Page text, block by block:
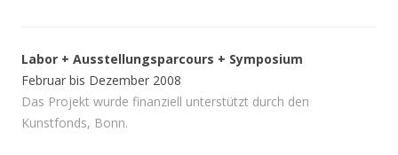
Labor + Ausstellungsparcours + Symposium
Februar bis Dezember 2008
Das Projekt wurde finanziell unterstützt durch den
Kunstfonds, Bonn.